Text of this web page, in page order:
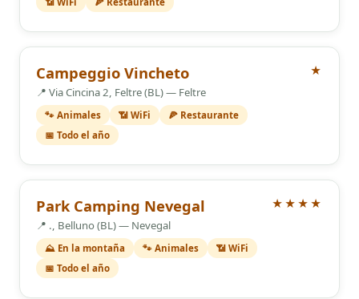
Campeggio Vincheto ★
1 Estrellas
📍 Via Cincina 2, Feltre (BL) — Feltre
🐾 Animales 📶 WiFi
🍕 Restaurante
📅 Todo el año
Park Camping Nevegal ★★★★
4 Estrellas
📍 ., Belluno (BL) — Nevegal
⛰️ En la montaña 🐾 Animales
📶 WiFi
📅 Todo el año